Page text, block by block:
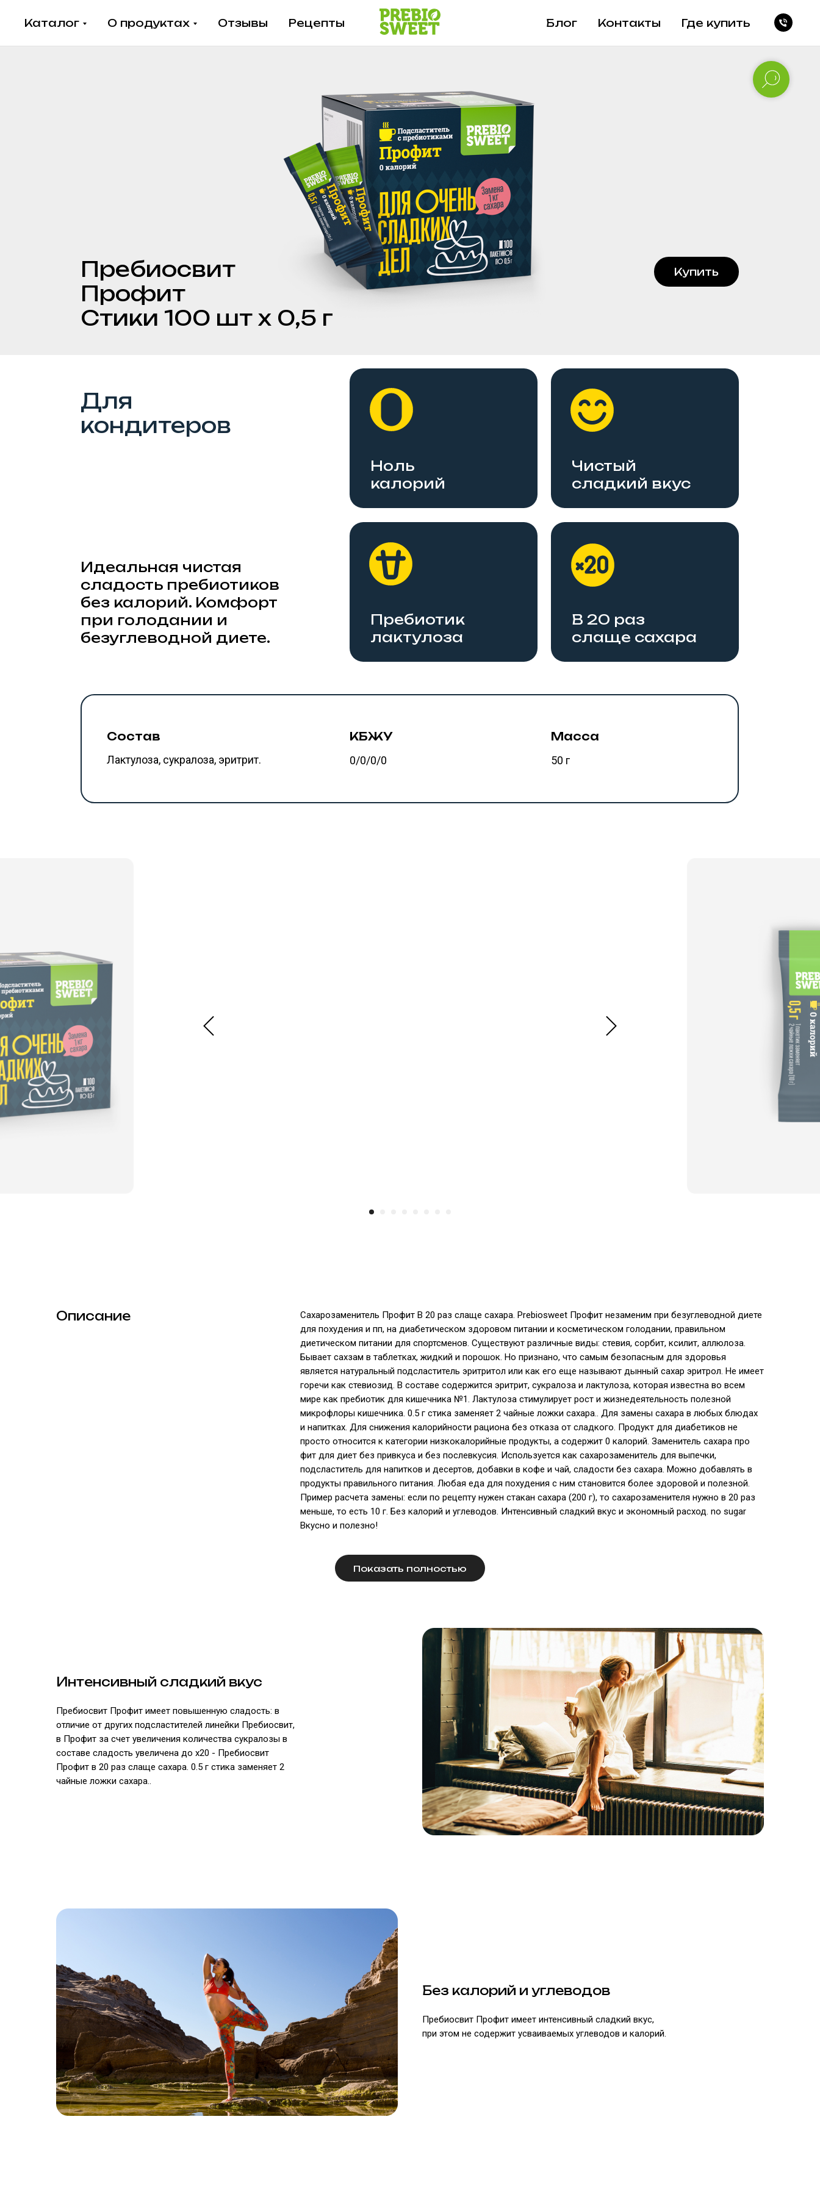
Каталог О продуктах Отзывы Рецепты Блог Контакты Где купить
Профит
Стики 100 шт х 0,5 г
безуглеводной диете.
Ноль
калорий сладкий вкус
Пребиотик
лактулоза
В 20 раз
слаще сахара
Масса
КБЖУ
Описание
Сахарозаменитель Профит В 20 раз слаще сахара. Prebiosweet Профит незаменим при безуглеводной диете
для похудения и пп, на диабетическом здоровом питании и косметическом голодании, правильном
диетическом питании для спортсменов. Существуют различные виды: стевия, сорбит, ксилит, аллюлоза.
Бывает сахзам в таблетках, жидкий и порошок. Но признано, что самым безопасным для здоровья
является натуральный подсластитель эритритол или как его еще называют дынный сахар эритрол. Не имеет
горечи как стевиозид. В составе содержится эритрит, сукралоза и лактулоза, которая известна во всем
мире как пребиотик для кишечника №1. Лактулоза стимулирует рост и жизнедеятельность полезной
микрофлоры кишечника. 0.5 г стика заменяет 2 чайные ложки сахара.. Для замены сахара в любых блюдах
и напитках. Для снижения калорийности рациона без отказа от сладкого. Продукт для диабетиков не
просто относится к категории низкокалорийные продукты, а содержит 0 калорий. Заменитель сахара про
фит для диет без привкуса и без послевкусия. Используется как сахарозаменитель для выпечки,
подсластитель для напитков и десертов, добавки в кофе и чай, сладости без сахара. Можно добавлять в
продукты правильного питания. Любая еда для похудения с ним становится более здоровой и полезной.
Пример расчета замены: если по рецепту нужен стакан сахара (200 г), то сахарозаменителя нужно в 20 раз
меньше, то есть 10 г. Без калорий и углеводов. Интенсивный сладкий вкус и экономный расход. no sugar
Вкусно и полезно!
Показать полностью
Интенсивный сладкий вкус
Пребиосвит Профит имеет повышенную сладость: в
отличие от других подсластителей линейки Пребиосвит,
в Профит за счет увеличения количества сукралозы в
составе сладость увеличена до х20 - Пребиосвит
Профит в 20 раз слаще сахара. 0.5 г стика заменяет 2
чайные ложки сахара..
Без калорий и углеводов
Пребиосвит Профит имеет интенсивный сладкий вкус,
при этом не содержит усваиваемых углеводов и калорий.